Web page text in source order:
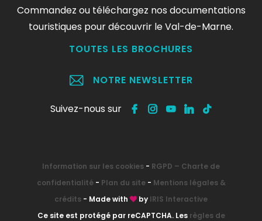
Commandez ou téléchargez nos documentations
touristiques pour découvrir le Val-de-Marne.
TOUTES LES BROCHURES
NOTRE NEWSLETTER
Suivez-nous sur
Information sur les cookies - RGPD – Charte de
confidentialité- Plan du site- Mentions légales &
crédits - Made with by IRIS Interactive
Ce site est protégé par reCAPTCHA. Les règles de